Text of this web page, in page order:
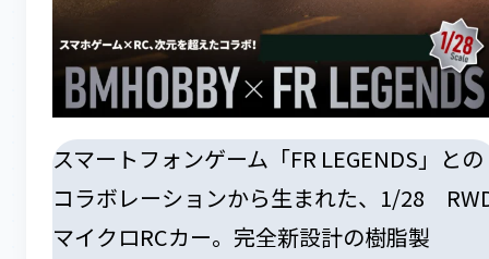
スマートフォンゲーム「FR LEGENDS」との
コラボレーションから生まれた、1/28
マイクロRCカー。完全新設計の樹脂製